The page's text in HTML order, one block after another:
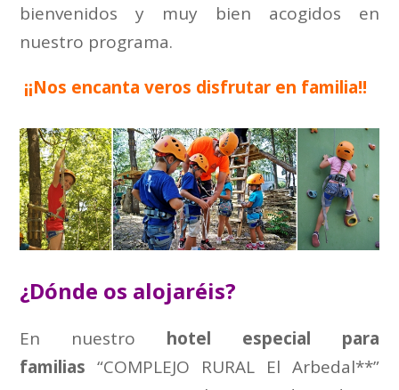
bienvenidos y muy bien acogidos en
nuestro programa.
¡¡Nos encanta veros disfrutar en familia!!
¿Dónde os alojaréis?
En nuestro hotel especial para
familias “COMPLEJO RURAL El Arbedal**”